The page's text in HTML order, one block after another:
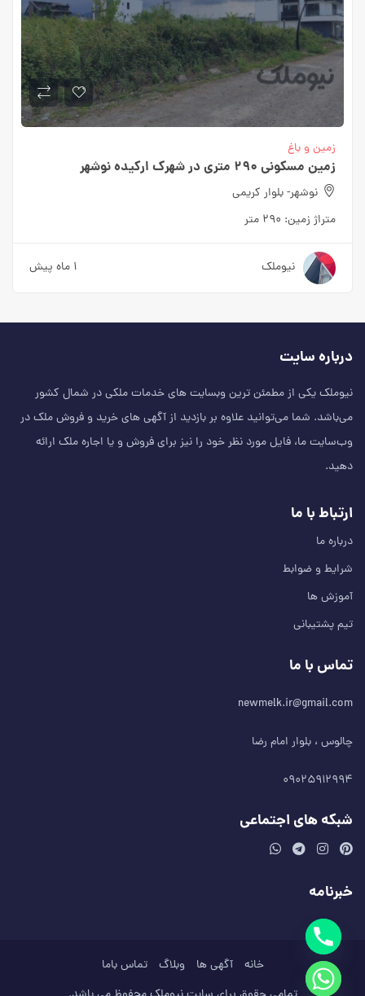
زمین و باغ
زمین مسکونی ۲۹۰ متری در شهرک ارکیده نوشهر
نوشهر- بلوار کریمی
متراژ زمین: ۲۹۰ متر
نیوملک ۱ ماه پیش
درباره سایت
نیوملک یکی از مطمئن‌ ترین وبسایت های خدمات ملکی در شمال کشور
می‌باشد. شما می‌توانید علاوه بر بازدید از آگهی های خرید و فروش ملک در
وب‌سایت ما، فایل مورد نظر خود را نیز برای فروش و یا اجاره ملک ارائه
دهید.
ارتباط با ما
درباره ما
شرایط و ضوابط
آموزش ها
تیم پشتیبانی
تماس با ما
newmelk.ir@gmail.com
چالوس ، بلوار امام رضا
۰۹۰۲۵۹۱۲۹۹۴
شبکه های اجتماعی
خبرنامه
خانه آگهی ها وبلاگ
تماس باما